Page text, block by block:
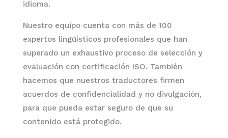
idioma.
Nuestro equipo cuenta con más de 100
expertos lingüísticos profesionales que han
superado un exhaustivo proceso de selección y
evaluación con certificación ISO. También
hacemos que nuestros traductores firmen
acuerdos de confidencialidad y no divulgación,
para que pueda estar seguro de que su
contenido está protegido.